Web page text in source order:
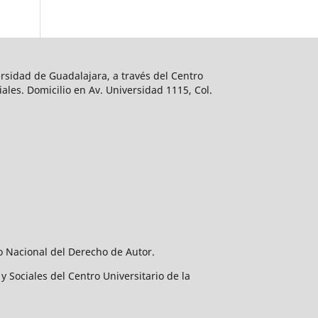
de Guadalajara, a través del Centro
Domicilio en Av. Universidad 1115, Col.
Nacional del Derecho de Autor.
Sociales del Centro Universitario de la